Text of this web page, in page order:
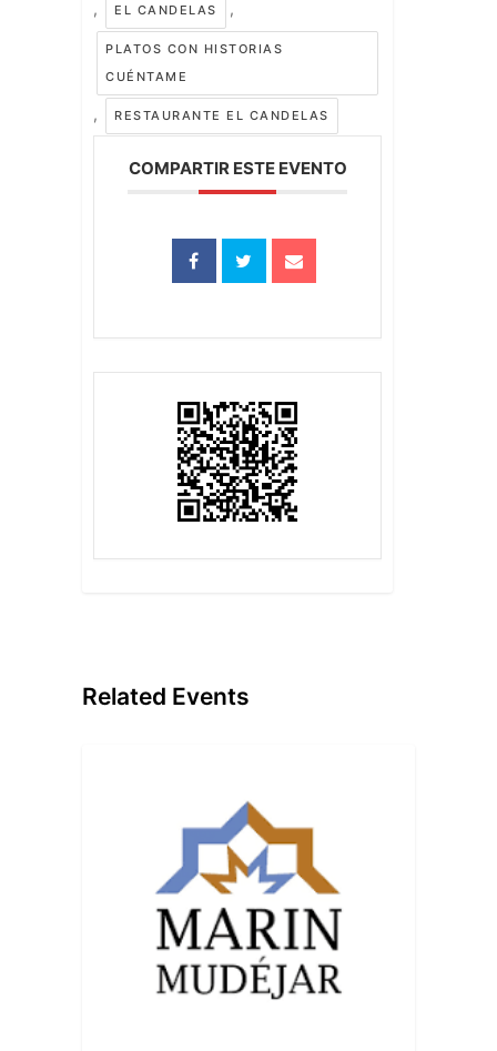
, EL CANDELAS ,
PLATOS CON HISTORIAS
CUÉNTAME
, RESTAURANTE EL CANDELAS
COMPARTIR ESTE EVENTO
Related Events